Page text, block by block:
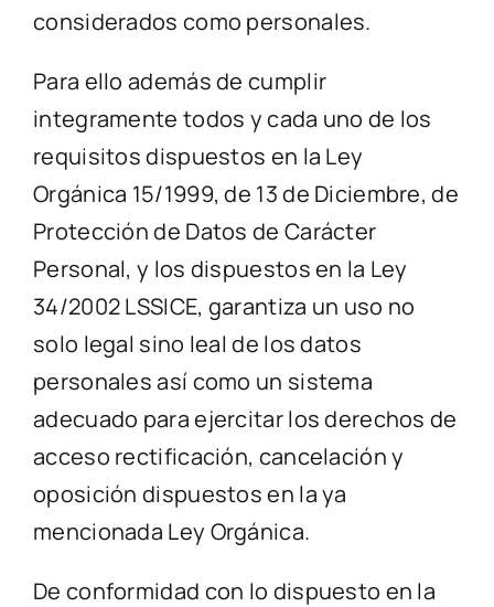
considerados como personales.
Para ello además de cumplir
integramente todos y cada uno de los
requisitos dispuestos en la Ley
Orgánica 15/1999, de 13 de Diciembre, de
Protección de Datos de Carácter
Personal, y los dispuestos en la Ley
34/2002 LSSICE, garantiza un uso no
solo legal sino leal de los datos
personales así como un sistema
adecuado para ejercitar los derechos de
acceso rectificación, cancelación y
oposición dispuestos en la ya
mencionada Ley Orgánica.
De conformidad con lo dispuesto en la